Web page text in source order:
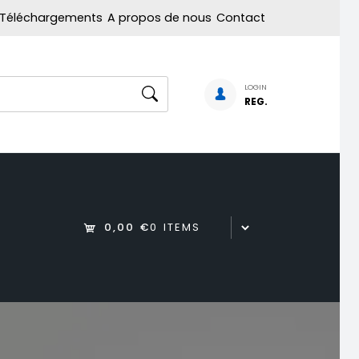
Téléchargements A propos de nous Contact
LOGIN
REG.
0,00 €0 ITEMS